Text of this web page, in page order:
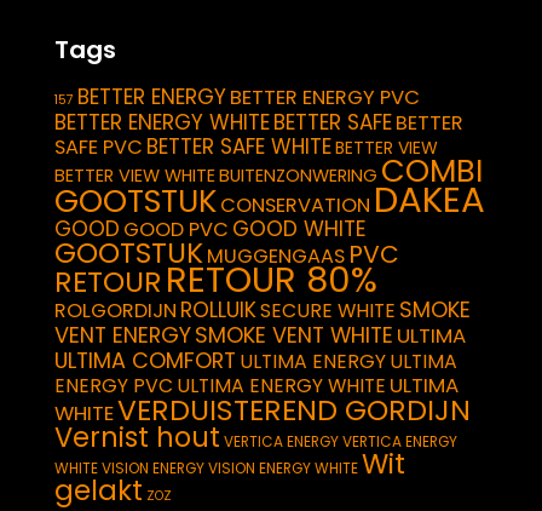
Tags
157 BETTER ENERGYBETTER ENERGY PVC
BETTER ENERGY WHITEBETTER SAFEBETTER
SAFE PVC BETTER SAFE WHITEBETTER VIEW
BETTER VIEW WHITEBUITENZONWERING COMBI
GOOTSTUKCONSERVATION DAKEA
GOOD GOOD PVC GOOD WHITE
GOOTSTUKMUGGENGAAS PVC
RETOUR RETOUR 80%
ROLGORDIJN ROLLUIKSECURE WHITE SMOKE
VENT ENERGYSMOKE VENT WHITE ULTIMA
ULTIMA COMFORT ULTIMA ENERGYULTIMA
ENERGY PVC ULTIMA ENERGY WHITE ULTIMA
WHITEVERDUISTEREND GORDIJN
Vernist hout VERTICA ENERGYVERTICA ENERGY
WHITEVISION ENERGYVISION ENERGY WHITEWit
gelakt ZOZ